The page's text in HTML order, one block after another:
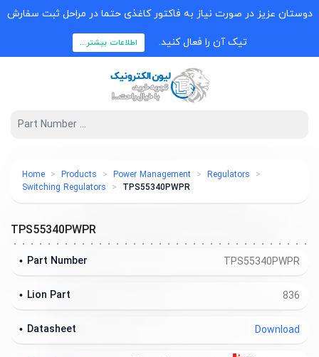
دوستان عزیز در صورت نیاز به فاکتور کاغذی حتما در مراحل ثبت سفارش
تیک آن را فعال کنید. اطلاعات بیشتر...
Home Products Power Management
Regulators
Switching Regulators
TPS55340PWPR
TPS55340PWPR
TPS55340PWPR
Part Number
836
Lion Part
Download
Datasheet